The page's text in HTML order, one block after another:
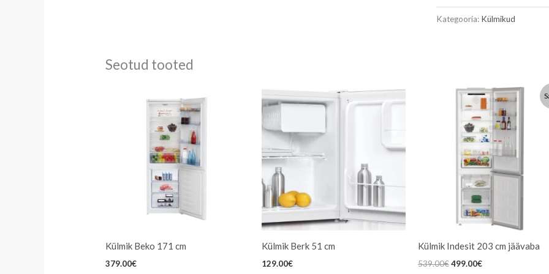
Kategooria: Külmikud
Seotud tooted
Külmik Beko 171 cm
379.00€
Külmik Berk 51 cm
129.00€
Külmik Indesit 203 cm jäävaba
539.00€
Algne
oli:
539.00€.
499.00€
Praegune
hind
on:
499.00€.